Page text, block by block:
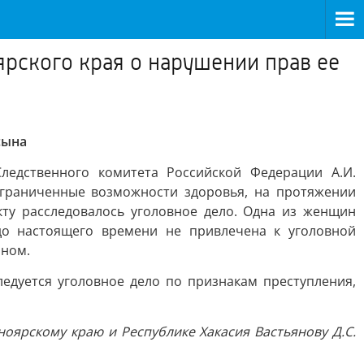
края о нарушении прав ее
комитета Российской Федерации А.И.
возможности здоровья, на протяжении
расследовалось уголовное дело. Одна из женщин
настоящего времени не привлечена к уголовной
уголовное дело по признакам преступления,
краю и Республике Хакасия Вастьянову Д.С.